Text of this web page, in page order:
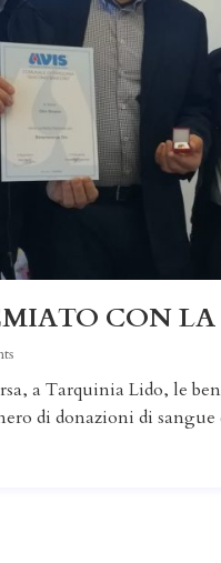
CON LA
a Tarquinia Lido, le
di donazioni di sangue